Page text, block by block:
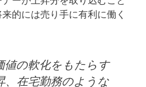
的には売り手に有利に働く
値の軟化をもたらす
、在宅勤務のような